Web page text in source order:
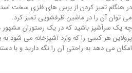
در هنگام تمیز کردن از برس های فلزی سخت
می توان آن را در ماشین ظرفشویی تمیز کرد.
چه یک سرآشپز باشید که در یک رستوران مشهور
پرولاین هر کسی را که وارد آشپزخانه می شود به
امکان می دهد به راحتی آن را نگه دارید و با